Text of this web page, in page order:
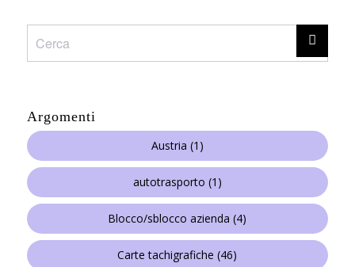
Argomenti
Austria (1)
autotrasporto (1)
Blocco/sblocco azienda (4)
Carte tachigrafiche (46)